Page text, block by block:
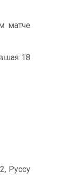
матче
18
Руссу